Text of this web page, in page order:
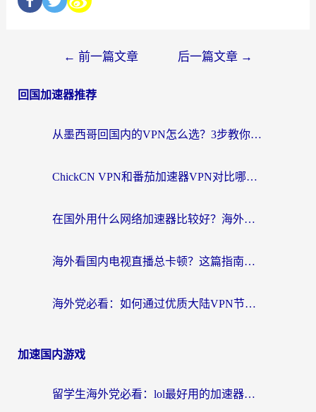
← 前一篇文章 后一篇文章 →
回国加速器推荐
从墨西哥回国内的VPN怎么选？3步教你无缝刷剧、玩国服游戏
ChickCN VPN和番茄加速器VPN对比哪个回国效果更好？海外党亲测后的真实答案
在国外用什么网络加速器比较好？海外党亲测：从痛点到解决方案的全攻略
海外看国内电视直播总卡顿？这篇指南教你选对回国加速器，无缝追剧不发愁
海外党必看：如何通过优质大陆VPN节点无缝访问国内资源？
加速国内游戏
留学生海外党必看：lol最好用的加速器怎么选？附一梦江湖、神鬼传奇加速攻略